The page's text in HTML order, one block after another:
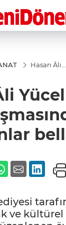
Hasan Âli
kazananlar
belli oldu
ve kültürel